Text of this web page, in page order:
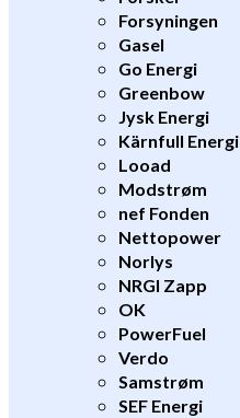
Forsyningen
Gasel
Go Energi
Greenbow
Jysk Energi
Kärnfull Energi
Looad
Modstrøm
nef Fonden
Nettopower
Norlys
NRGI Zapp
OK
PowerFuel
Verdo
Samstrøm
SEF Energi